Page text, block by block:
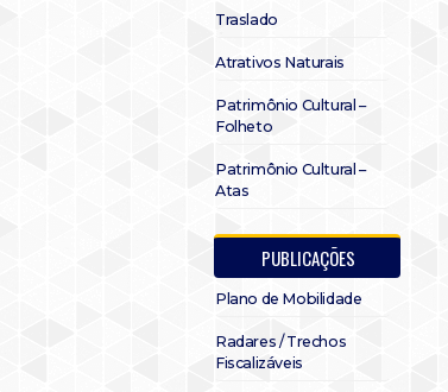
Traslado
Atrativos Naturais
Patrimônio Cultural –
Folheto
Patrimônio Cultural –
Atas
PUBLICAÇÕES
Plano de Mobilidade
Radares / Trechos
Fiscalizáveis